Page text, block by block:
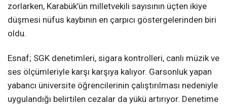
zorlarken, Karabük’ün milletvekili sayısının üçten ikiye
düşmesi nüfus kaybının en çarpıcı göstergelerinden biri
oldu.
Esnaf; SGK denetimleri, sigara kontrolleri, canlı müzik ve
ses ölçümleriyle karşı karşıya kalıyor. Garsonluk yapan
yabancı üniversite öğrencilerinin çalıştırılması nedeniyle
uygulandığı belirtilen cezalar da yükü artırıyor. Denetime